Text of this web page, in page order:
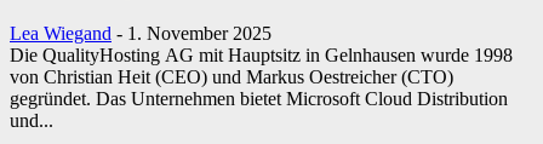
Lea Wiegand - 1. November 2025
Die QualityHosting AG mit Hauptsitz in Gelnhausen wurde 1998
von Christian Heit (CEO) und Markus Oestreicher (CTO)
gegründet. Das Unternehmen bietet Microsoft Cloud Distribution
und...